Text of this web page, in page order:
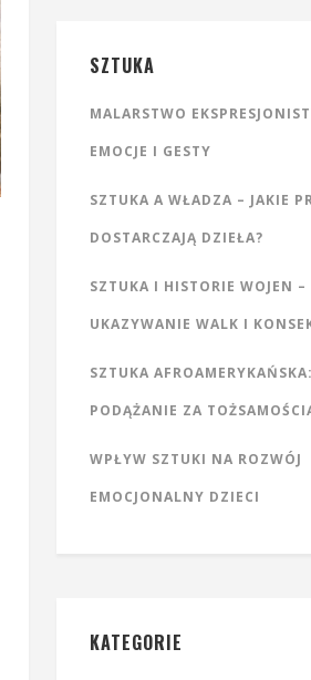
SZTUKA
MALARSTWO
EMOCJE I GESTY
SZTUKA A WŁADZA – JAKIE
DOSTARCZAJĄ DZIEŁA?
SZTUKA I HISTORIE WOJEN –
UKAZYWANIE WALK I
SZTUKA AFROAMERYKAŃSKA:
PODĄŻANIE ZA
WPŁYW SZTUKI NA ROZWÓJ
EMOCJONALNY DZIECI
KATEGORIE